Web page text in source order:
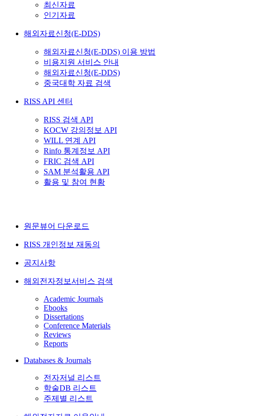
최신자료
인기자료
해외자료신청(E-DDS)
해외자료신청(E-DDS) 이용 방법
비용지원 서비스 안내
해외자료신청(E-DDS)
중국대학 자료 검색
RISS API 센터
RISS 검색 API
KOCW 강의정보 API
WILL 연계 API
Rinfo 통계정보 API
FRIC 검색 API
SAM 분석활용 API
활용 및 참여 현황
원문뷰어 다운로드
RISS 개인정보 재동의
공지사항
해외전자정보서비스 검색
Academic Journals
Ebooks
Dissertations
Conference Materials
Reviews
Reports
Databases & Journals
전자저널 리스트
학술DB 리스트
주제별 리스트